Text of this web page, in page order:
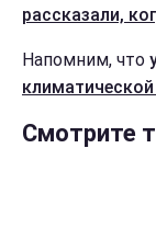
рассказали,
Напомним, что
Смотрите